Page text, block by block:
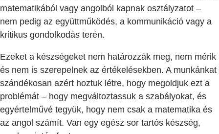
matematikából vagy angolból kapnak osztályzatot –
nem pedig az együttműködés, a kommunikáció vagy a
kritikus gondolkodás terén.
Ezeket a készségeket nem határozzák meg, nem mérik
és nem is szerepelnek az értékelésekben. A munkánkat
szándékosan azért hoztuk létre, hogy megoldjuk ezt a
problémát – hogy megváltoztassuk a szabályokat, és
egyértelművé tegyük, hogy nem csak a matematika és
az angol számít. Van egy egész sor tartós készség,